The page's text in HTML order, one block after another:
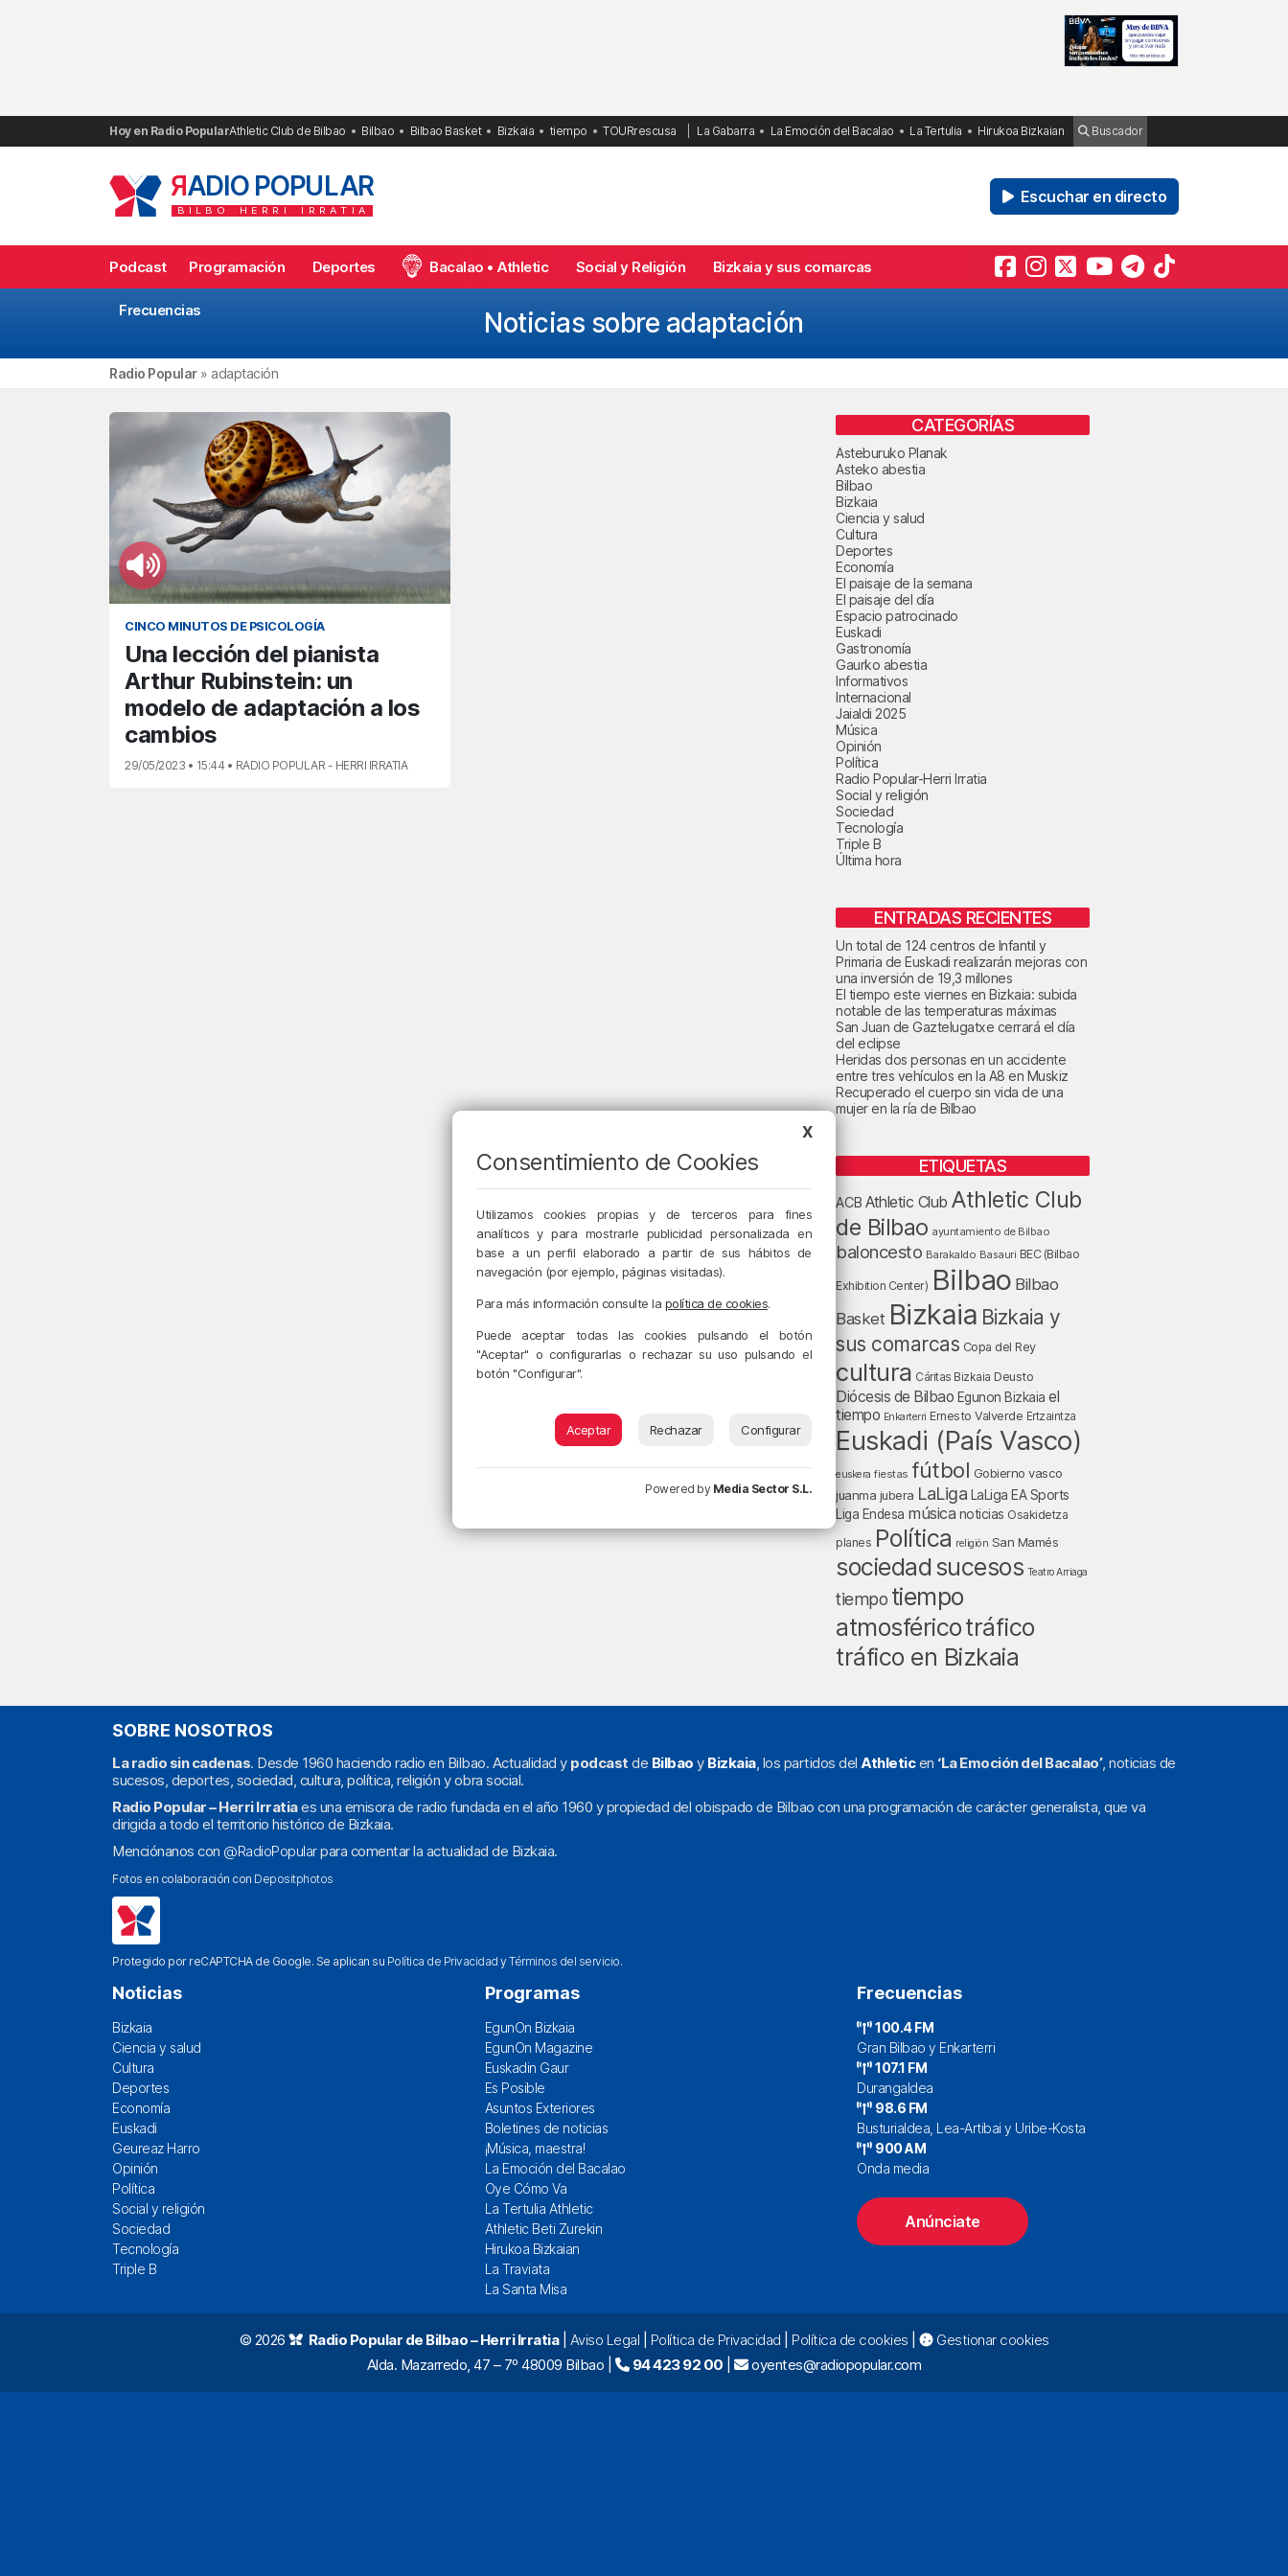
Hoy en Radio PopularAthletic Club de Bilbao Bilbao Bilbao Basket Bizkaia tiempo TOURrescusa La Gabarra La Emoción del Bacalao La Tertulia Hirukoa Bizkaian Buscador
RADIO POPULAR
BILBO HERRI IRRATIA
Escuchar en directo
Podcast Programación Deportes Bacalao • Athletic Social y Religión Bizkaia y sus comarcas
Frecuencias Noticias sobre adaptación
Radio Popular» adaptación
CINCO MINUTOS DE PSICOLOGÍA
Una lección del pianista
Arthur Rubinstein: un
modelo de adaptación a los
cambios
29/05/2023 • 15:44 • RADIO POPULAR - HERRI IRRATIA
CATEGORÍAS
Asteburuko Planak
Asteko abestia
Bilbao
Bizkaia
Ciencia y salud
Cultura
Deportes
Economía
El paisaje de la semana
El paisaje del día
Espacio patrocinado
Euskadi
Gastronomía
Gaurko abestia
Informativos
Internacional
Jaialdi 2025
Música
Opinión
Política
Radio Popular-Herri Irratia
Social y religión
Sociedad
Tecnología
Triple B
Última hora
ENTRADAS RECIENTES
Un total de 124 centros de Infantil y
Primaria de Euskadi realizarán mejoras con
una inversión de 19,3 millones
El tiempo este viernes en Bizkaia: subida
notable de las temperaturas máximas
San Juan de Gaztelugatxe cerrará el día
del eclipse
Heridas dos personas en un accidente
entre tres vehículos en la A8 en Muskiz
Recuperado el cuerpo sin vida de una
mujer en la ría de Bilbao
ETIQUETAS
ACB Athletic Club Athletic Club
de Bilbao ayuntamiento de Bilbao
baloncesto Barakaldo Basauri BEC (Bilbao
Exhibition Center) Bilbao Bilbao
Basket Bizkaia Bizkaia y
sus comarcas Copa del Rey
cultura Cáritas Bizkaia Deusto
Diócesis de Bilbao Egunon Bizkaia el
tiempo Enkarterri Ernesto Valverde Ertzaintza
Euskadi (País Vasco)
euskera fiestas fútbol Gobierno vasco
juanma jubera LaLiga LaLiga EA Sports
Liga Endesa música noticias Osakidetza
planes Política religión San Mamés
sociedad sucesos Teatro Arriaga
tiempo tiempo
atmosféricotráfico
tráfico en Bizkaia
SOBRE NOSOTROS
La radio sin cadenas. Desde 1960 haciendo radio en Bilbao. Actualidad y podcast de Bilbao y Bizkaia, los partidos del Athleticen ‘La Emoción del Bacalao’, noticias de
sucesos, deportes, sociedad, cultura, política, religión y obra social.
Radio Popular – Herri Irratiaes una emisora de radio fundada en el año 1960 y propiedad del obispado de Bilbao con una programación de carácter generalista, que va
dirigida a todo el territorio histórico de Bizkaia.
Menciónanos con @RadioPopularpara comentar la actualidad de Bizkaia.
Fotos en colaboración con Depositphotos
Protegido por reCAPTCHA de Google. Se aplican su Política de Privacidad yTérminos del servicio.
Noticias
Bizkaia
Ciencia y salud
Cultura
Deportes
Economía
Euskadi
Geureaz Harro
Opinión
Política
Social y religión
Sociedad
Tecnología
Triple B
Programas
EgunOn Bizkaia
EgunOn Magazine
Euskadin Gaur
Es Posible
Asuntos Exteriores
Boletines de noticias
¡Música, maestra!
La Emoción del Bacalao
Oye Cómo Va
La Tertulia Athletic
Athletic Beti Zurekin
Hirukoa Bizkaian
La Traviata
La Santa Misa
Frecuencias
100.4 FM
Gran Bilbao y Enkarterri
107.1 FM
Durangaldea
98.6 FM
Busturialdea, Lea-Artibai y Uribe-Kosta
900 AM
Onda media
Anúnciate
© 2026 Radio Popular de Bilbao – Herri Irratia| Aviso Legal Política de Privacidad Política de cookies
Gestionar cookies
Alda. Mazarredo, 47 – 7º 48009 Bilbao |
94 423 92 00 | oyentes@radiopopular.com
X
Consentimiento de Cookies
Utilizamos cookies propias y de terceros para fines
analíticos y para mostrarle publicidad personalizada en
base a un perfil elaborado a partir de sus hábitos de
navegación (por ejemplo, páginas visitadas).
Para más información consulte la política de cookies.
Puede aceptar todas las cookies pulsando el botón
"Aceptar" o configurarlas o rechazar su uso pulsando el
botón "Configurar".
Aceptar Rechazar Configurar
Powered by Media Sector S.L.